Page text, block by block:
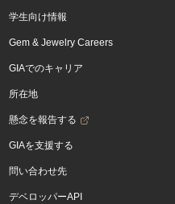
学生向け情報
Gem & Jewelry Careers
GIAでのキャリア
所在地
懸念を報告する
GIAを支援する
問い合わせ先
デベロッパーAPI